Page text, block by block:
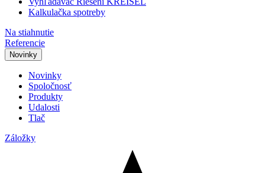
Kalkulačka spotreby
Na stiahnutie
Referencie
Novinky
Novinky
Spoločnosť
Produkty
Udalosti
Tlač
Záložky